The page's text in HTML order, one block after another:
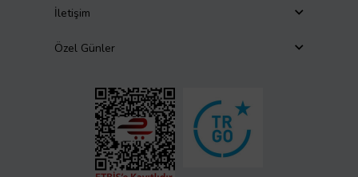
İletişim
Özel Günler